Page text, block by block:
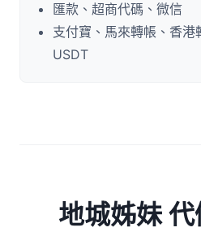
匯款、超商代碼、微信
支付寶、馬來轉帳、香港
USDT
地城姊妹